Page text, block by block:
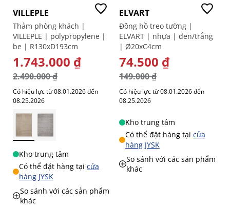
VILLEPLE
Thảm phòng khách |
VILLEPLE | polypropylene |
be | R130xD193cm
GIÁ ĐẶC BIỆT
1.743.000 ₫
2.490.000 ₫
Có hiệu lực từ 08.01.2026 đến
08.25.2026
Kho trung tâm
Có thể đặt hàng tại cửa
hàng JYSK
So sánh với các sản phẩm
khác
ELVART
Đồng hồ treo tường |
ELVART | nhựa | đen/trắng
| Ø20xC4cm
GIÁ ĐẶC BIỆT
74.500 ₫
149.000 ₫
Có hiệu lực từ 08.01.2026 đến
08.25.2026
Kho trung tâm
Có thể đặt hàng tại cửa
hàng JYSK
So sánh với các sản phẩm
khác